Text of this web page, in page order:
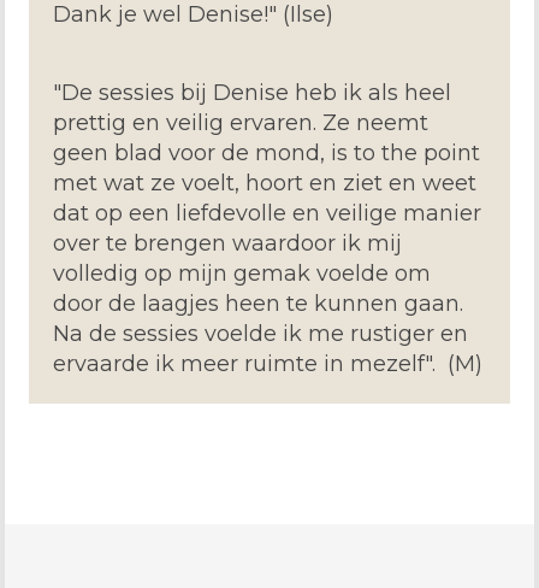
Dank je wel Denise!" (Ilse)
"De sessies bij Denise heb ik als heel
prettig en veilig ervaren. Ze neemt
geen blad voor de mond, isto the point
met wat ze voelt, hoort en ziet en weet
dat op een liefdevolle en veilige manier
over te brengen waardoor ik mij
volledig op mijn gemak voelde om
door de laagjes heen te kunnen gaan.
Na de sessies voelde ik me rustiger en
ervaarde ik meer ruimte in mezelf". (M)